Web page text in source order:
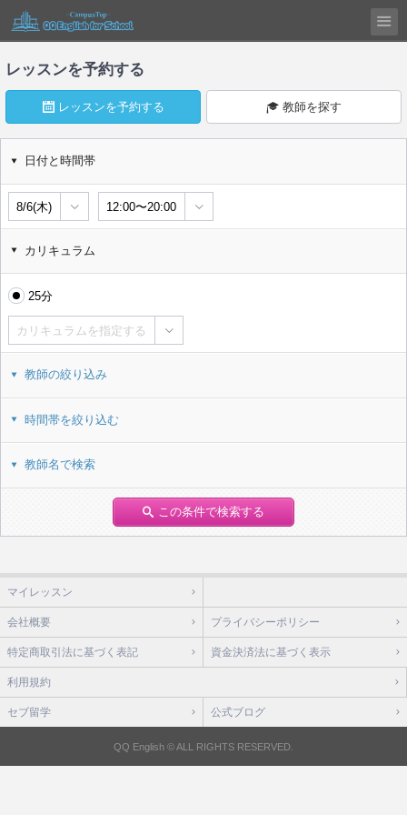
レッスンを予約する
レッスンを予約する 教師を探す
日付と時間帯
8/6(木) 12:00〜20:00
カリキュラム
25分
カリキュラムを指定する
教師の絞り込み
時間帯を絞り込む
教師名で検索
この条件で検索する
マイレッスン
会社概要 プライバシーポリシー
特定商取引法に基づく表記 資金決済法に基づく表示
利用規約
セブ留学 公式ブログ
QQ English © ALL RIGHTS RESERVED.